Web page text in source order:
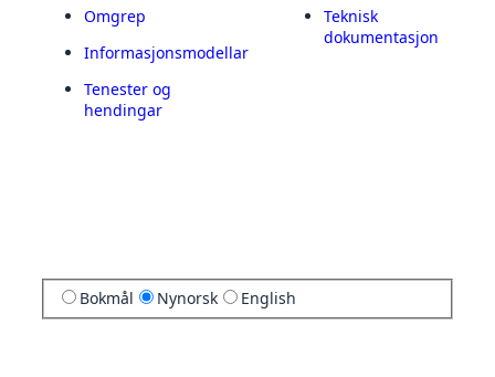
Omgrep
Informasjonsmodellar
Tenester og
hendingar
Teknisk
dokumentasjon
Bokmål Nynorsk English